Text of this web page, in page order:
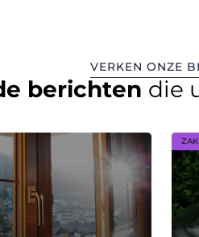
VERKEN ONZE
berichten die